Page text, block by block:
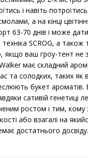
і навіть потроїтись
а на кінці
63-70 днів і може
SCROG, а також
ваш гроу-тент не
має складний
та солодких, таких як
букет ароматів.
сативій генетиці
ростом і тим, кому
або взагалі на
достатнього досвіду.